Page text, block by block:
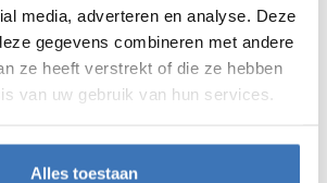
media, adverteren en analyse. Deze
gegevens combineren met andere
ze heeft verstrekt of die ze hebben
van uw gebruik van hun services.
Alles toestaan
dat je ventilatietoestel onderhoud
filter voor je luchtgroep?
tussen M5, F7 en Hepa
een ventilatiesysteem goed